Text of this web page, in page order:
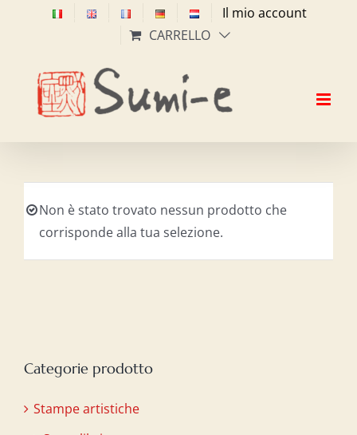
Il mio account
CARRELLO
Non è stato trovato nessun prodotto che
corrisponde alla tua selezione.
Categorie prodotto
Stampe artistiche